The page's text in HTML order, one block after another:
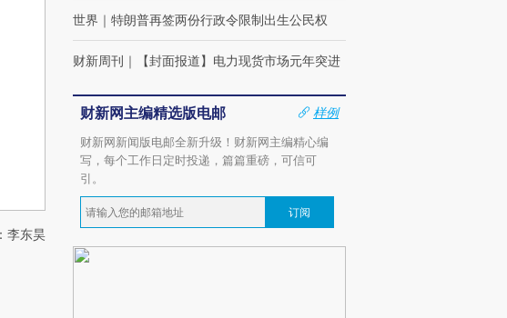
李东昊
世界 ｜ 特朗普再签两份行政令限制出生公民权
财新周刊 ｜ 【封面报道】电力现货市场元年突进
财新网主编精选版电邮
样例
财新网新闻版电邮全新升级！财新网主编精心编
写，每个工作日定时投递，篇篇重磅，可信可
引。
订阅